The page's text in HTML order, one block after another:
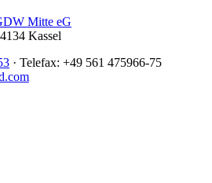
Mitte eG
Kassel
· Telefax: +49 561 475966-75